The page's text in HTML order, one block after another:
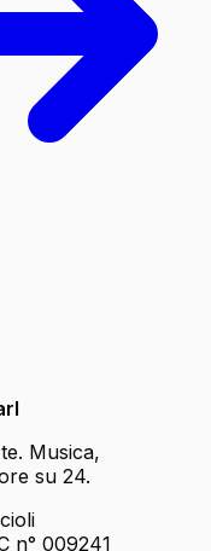
Musica,
su 24.
n° 009241